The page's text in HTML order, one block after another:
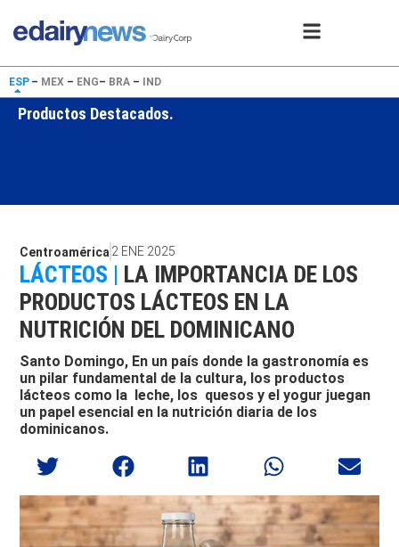
ESP– MEX – ENG– BRA – IND
Productos Destacados.
Centroamérica 2 ENE 2025
LÁCTEOS | LA IMPORTANCIA DE LOS
PRODUCTOS LÁCTEOS EN LA
NUTRICIÓN DEL DOMINICANO
Santo Domingo, En un país donde la gastronomía es
un pilar fundamental de la cultura, los productos
lácteos como la leche, los quesos y el yogur juegan
un papel esencial en la nutrición diaria de los
dominicanos.